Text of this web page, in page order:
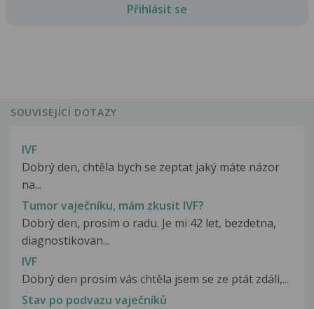
Přihlásit se
SOUVISEJÍCÍ DOTAZY
IVF
Dobrý den, chtěla bych se zeptat jaký máte názor
na...
Tumor vaječníku, mám zkusit IVF?
Dobrý den, prosím o radu. Je mi 42 let, bezdetna,
diagnostikovan...
IVF
Dobrý den prosím vás chtěla jsem se ze ptát zdáli,...
Stav po podvazu vaječníků